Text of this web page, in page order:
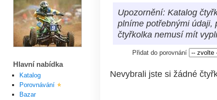
Upozornění: Katalog
plníme potřebnými údaji,
čtyřkolka nemusí mít
Přidat do porovnání
Nevybrali jste si žádné
Hlavní nabídka
Katalog
Porovnávání
Bazar